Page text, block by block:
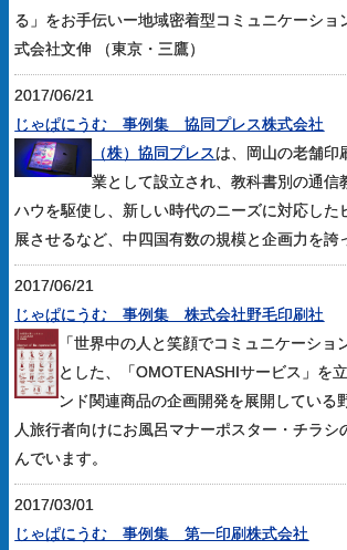
る」をお手伝いー地域密着型コミュニケーショ
式会社文伸 （東京・三鷹）
2017/06/21
じゃぱにうむ 事例集 協同プレス株式会社
（株）協同プレスは、岡山の老舗印
業として設立され、教科書別の通信
ハウを駆使し、新しい時代のニーズに対応した
展させるなど、中四国有数の規模と企画力を誇
2017/06/21
じゃぱにうむ 事例集 株式会社野毛印刷社
「世界中の人と笑顔でコミュニケーショ
とした、「OMOTENASHIサービス」を
ンド関連商品の企画開発を展開している
人旅行者向けにお風呂マナーポスター・チラシ
んでいます。
2017/03/01
じゃぱにうむ 事例集 第一印刷株式会社